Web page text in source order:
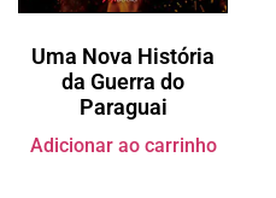
Uma Nova História
da Guerra do
Paraguai
Adicionar ao carrinho